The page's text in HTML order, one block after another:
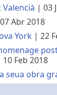
| 03
07 Abr 2018
York | 22
10 Feb 2018
seua obra